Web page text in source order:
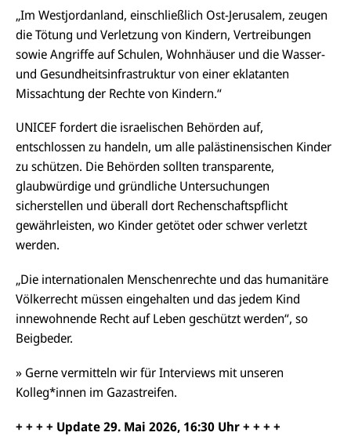
„Im Westjordanland, einschließlich Ost-Jerusalem, zeugen
die Tötung und Verletzung von Kindern, Vertreibungen
sowie Angriffe auf Schulen, Wohnhäuser und die Wasser-
und Gesundheitsinfrastruktur von einer eklatanten
Missachtung der Rechte von Kindern.“
UNICEF fordert die israelischen Behörden auf,
entschlossen zu handeln, um alle palästinensischen Kinder
zu schützen. Die Behörden sollten transparente,
glaubwürdige und gründliche Untersuchungen
sicherstellen und überall dort Rechenschaftspflicht
gewährleisten, wo Kinder getötet oder schwer verletzt
werden.
„Die internationalen Menschenrechte und das humanitäre
Völkerrecht müssen eingehalten und das jedem Kind
innewohnende Recht auf Leben geschützt werden“, so
Beigbeder.
» Gerne vermitteln wir für Interviews mit unseren
Kolleg*innen im Gazastreifen.
+ + + + Update 29. Mai 2026, 16:30 Uhr + + + +